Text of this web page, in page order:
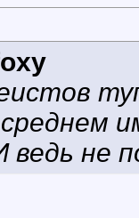
ведь не